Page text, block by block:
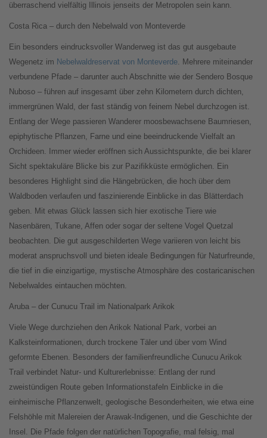
überraschend vielfältig Illinois jenseits der Metropolen sein kann.
Costa Rica – durch den Nebelwald von Monteverde
Ein besonders eindrucksvoller Wanderweg ist das gut ausgebaute
Wegenetz im Nebelwaldreservat von Monteverde. Mehrere miteinander
verbundene Pfade – darunter auch Abschnitte wie der Sendero Bosque
Nuboso – führen auf insgesamt über zehn Kilometern durch dichten,
immergrünen Wald, der fast ständig von feinem Nebel durchzogen ist.
Entlang der Wege passieren Wanderer moosbewachsene Baumriesen,
epiphytische Pflanzen, Farne und eine beeindruckende Vielfalt an
Orchideen. Immer wieder eröffnen sich Aussichtspunkte, die bei klarer
Sicht spektakuläre Blicke bis zur Pazifikküste ermöglichen. Ein
besonderes Highlight sind die Hängebrücken, die hoch über dem
Waldboden verlaufen und faszinierende Einblicke in das Blätterdach
geben. Mit etwas Glück lassen sich hier exotische Tiere wie
Nasenbären, Tukane, Affen oder sogar der seltene Vogel Quetzal
beobachten. Die gut ausgeschilderten Wege variieren von leicht bis
moderat anspruchsvoll und bieten ideale Bedingungen für Naturfreunde,
die tief in die einzigartige, mystische Atmosphäre des costaricanischen
Nebelwaldes eintauchen möchten.
Aruba – der Cunucu Trail im Nationalpark Arikok
Viele Wege durchziehen den Arikok National Park, vorbei an
Kalksteinformationen, durch trockene Täler und über vom Wind
geformte Ebenen. Besonders der familienfreundliche Cunucu Arikok
Trail verbindet Natur- und Kulturerlebnisse: Entlang der rund
zweistündigen Route geben Informationstafeln Einblicke in die
einheimische Pflanzenwelt, geologische Besonderheiten, wie etwa eine
Felshöhle mit Malereien der Arawak-Indigenen, und die Geschichte der
Insel. Die Pfade folgen der natürlichen Topografie, mal felsig, mal